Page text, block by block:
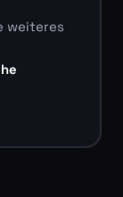
weiteres